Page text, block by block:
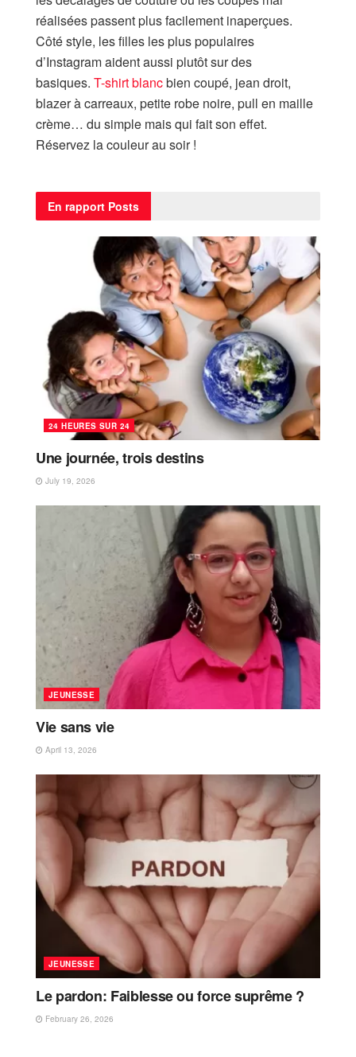
réalisées passent plus facilement inaperçues.
Côté style, les filles les plus populaires
d’Instagram aident aussi plutôt sur des
basiques. T-shirt blancbien coupé, jean droit,
blazer à carreaux, petite robe noire, pull en maille
crème… du simple mais qui fait son effet.
Réservez la couleur au soir !
En rapport Posts
24 HEURES SUR 24
Une journée, trois destins
July 19, 2026
JEUNESSE
Vie sans vie
April 13, 2026
JEUNESSE
Le pardon: Faiblesse ou force suprême ?
February 26, 2026